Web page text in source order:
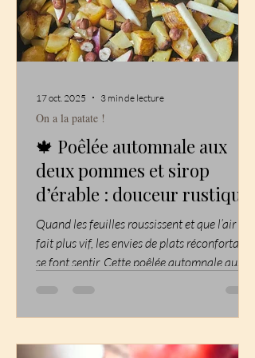
🍁 Poêlée automnale aux
deux pommes et sirop
d’érable : douceur rustique
et réconfort d’octobre
Quand les feuilles roussissent et que l’air se
fait plus vif, les envies de plats réconfortants
se font sentir. Cette poêlée automnale aux
des pommes fruitées légèrement
On a la patate !
17 oct. 2025 3 min de lecture